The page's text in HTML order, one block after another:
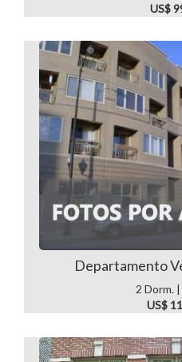
US$
Departamento
2 Dorm.
US$